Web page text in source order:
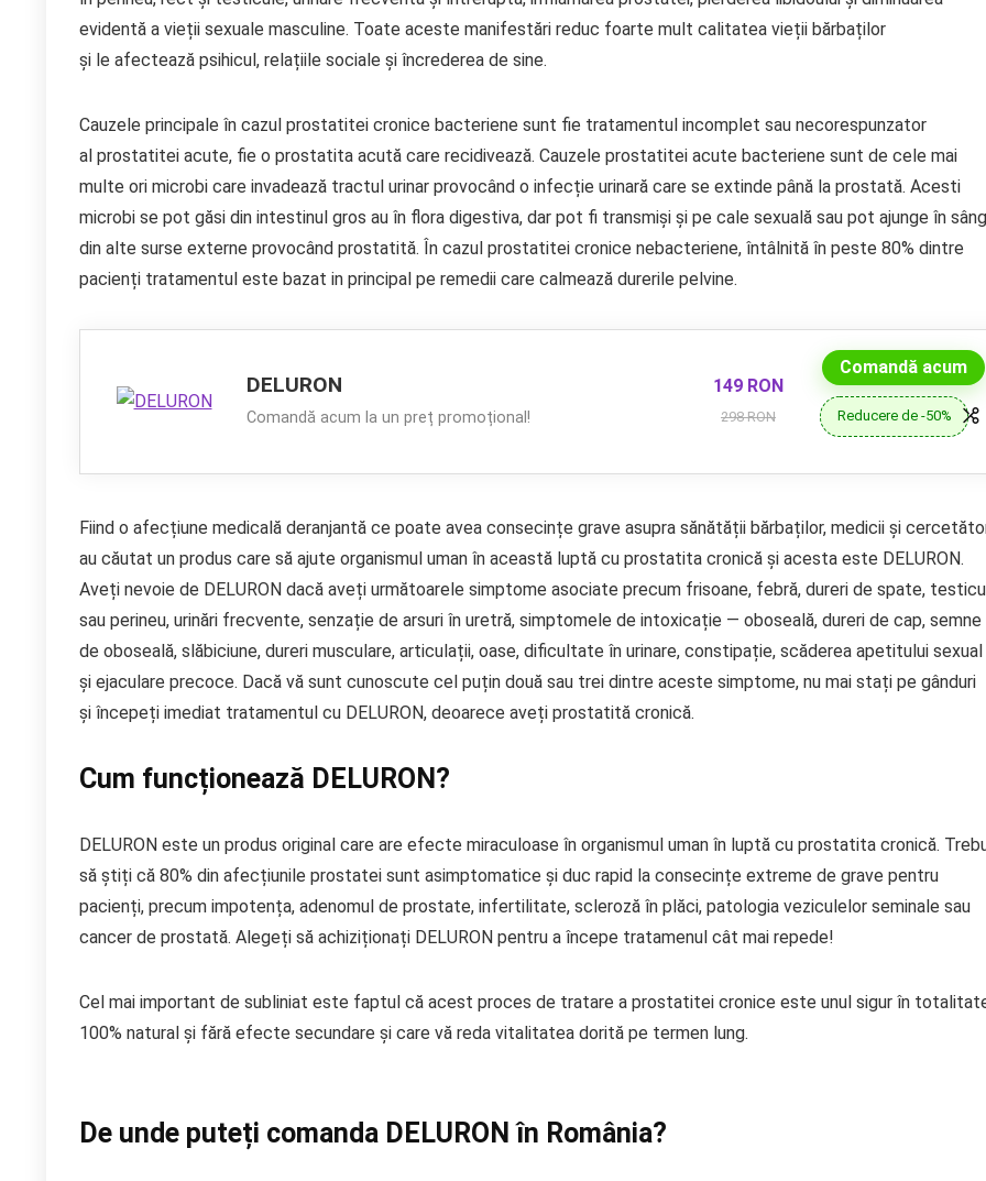
evidentă a vieții sexuale masculine. Toate aceste manifestări reduc foarte mult calitatea vieții bărbaților
și le afectează psihicul, relațiile sociale și încrederea de sine.
Cauzele principale în cazul prostatitei cronice bacteriene sunt fie tratamentul incomplet sau necorespunzator
al prostatitei acute, fie o prostatita acută care recidivează. Cauzele prostatitei acute bacteriene sunt de cele mai
multe ori microbi care invadează tractul urinar provocând o infecție urinară care se extinde până la prostată. Acesti
microbi se pot găsi din intestinul gros au în flora digestiva, dar pot fi transmiși și pe cale sexuală sau pot ajunge în
din alte surse externe provocând prostatită. În cazul prostatitei cronice nebacteriene, întâlnită în peste 80% dintre
pacienți tratamentul este bazat in principal pe remedii care calmează durerile pelvine.
DELURON
Comandă acum la un preț promoțional!
149 RON
298 RON
Comandă acum
Reducere de -50%
Fiind o afecțiune medicală deranjantă ce poate avea consecințe grave asupra sănătății bărbaților, medicii și
au căutat un produs care să ajute organismul uman în această luptă cu prostatita cronică și acesta este DELURON.
Aveți nevoie de DELURON dacă aveți următoarele simptome asociate precum frisoane, febră, dureri de spate,
sau perineu, urinări frecvente, senzație de arsuri în uretră, simptomele de intoxicație — oboseală, dureri de cap, semne
de oboseală, slăbiciune, dureri musculare, articulații, oase, dificultate în urinare, constipație, scăderea apetitului sexual
și ejaculare precoce. Dacă vă sunt cunoscute cel puțin două sau trei dintre aceste simptome, nu mai stați pe gânduri
și începeți imediat tratamentul cu DELURON, deoarece aveți prostatită cronică.
Cum funcționează DELURON?
DELURON este un produs original care are efecte miraculoase în organismul uman în luptă cu prostatita cronică.
să știți că 80% din afecțiunile prostatei sunt asimptomatice și duc rapid la consecințe extreme de grave pentru
pacienți, precum impotența, adenomul de prostate, infertilitate, scleroză în plăci, patologia veziculelor seminale sau
cancer de prostată. Alegeți să achiziționați DELURON pentru a începe tratamenul cât mai repede!
Cel mai important de subliniat este faptul că acest proces de tratare a prostatitei cronice este unul sigur în
100% natural și fără efecte secundare și care vă reda vitalitatea dorită pe termen lung.
De unde puteți comanda DELURON în România?